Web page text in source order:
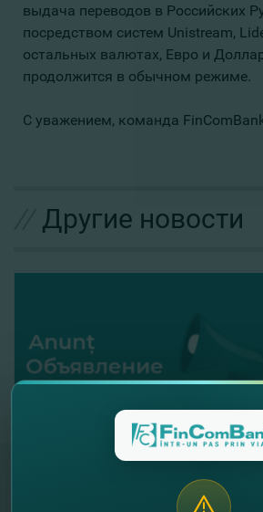
выдача переводов в Российских
посредством систем Unistream,
остальных валютах, Евро и
продолжится в обычном режиме.
С уважением, команда
Другие новости